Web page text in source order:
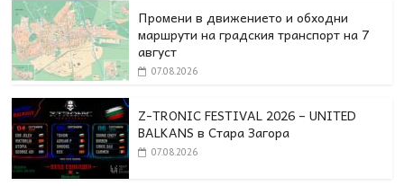
Промени в движението и обходни
маршрути на градския транспорт на 7
август
07.08.2026
Z-TRONIC FESTIVAL 2026 – UNITED
BALKANS в Стара Загора
07.08.2026